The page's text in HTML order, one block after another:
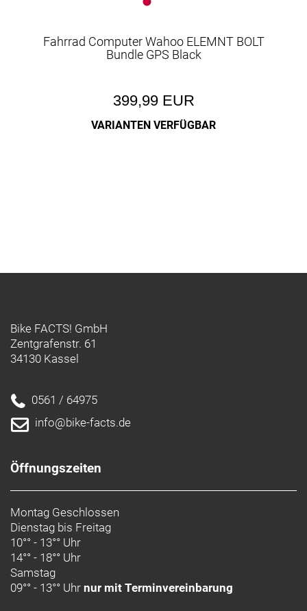
Fahrrad Computer Wahoo ELEMNT BOLT
Bundle GPS Black
399,99 EUR
VARIANTEN VERFÜGBAR
Bike FACTS! GmbH
Zentgrafenstr. 61
34130 Kassel
0561 / 64975
info@bike-facts.de
Öffnungszeiten
Montag Geschlossen
Dienstag bis Freitag
10°° - 13°° Uhr
14°° - 18°° Uhr
Samstag
09°° - 13°° Uhr nur mit Terminvereinbarung